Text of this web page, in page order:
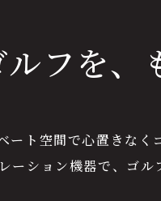
フを、
ート空間で心置きな
ーション機器で、ゴル